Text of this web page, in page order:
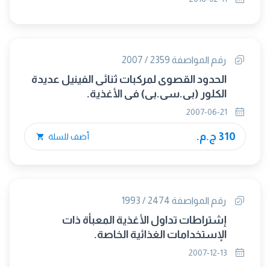
رقم المواصفة 2359 / 2007
الحدود القصوى لمركبات ثنائى الفينيل عديدة
الكلور (بي.سي.بي) في الأغذية.
310 ج.م. أضف للسلة
رقم المواصفة 2474 / 1993
إشتراطات تداول الأغذية المعبأة ذات
الإستخدامات الغذائية الخاصة.